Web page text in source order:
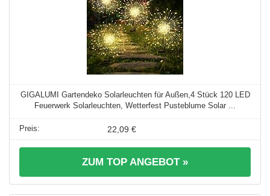
GIGALUMI Gartendeko Solarleuchten für Außen,4 Stück 120 LED
Feuerwerk Solarleuchten, Wetterfest Pusteblume Solar ...
22,09 €
ZUM TOP ANGEBOT »